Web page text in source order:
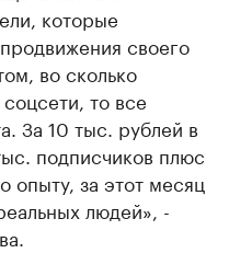
которые
своего
во сколько
то все
За 10 тыс. рублей в
подписчиков плюс
опыту, за этот месяц
людей», -